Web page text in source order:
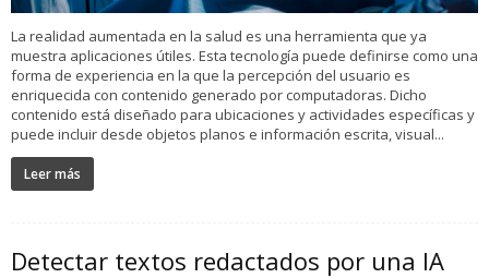
La realidad aumentada en la salud es una herramienta que ya
muestra aplicaciones útiles. Esta tecnología puede definirse como una
forma de experiencia en la que la percepción del usuario es
enriquecida con contenido generado por computadoras. Dicho
contenido está diseñado para ubicaciones y actividades específicas y
puede incluir desde objetos planos e información escrita, visual...
Leer más
Detectar textos redactados por una IA